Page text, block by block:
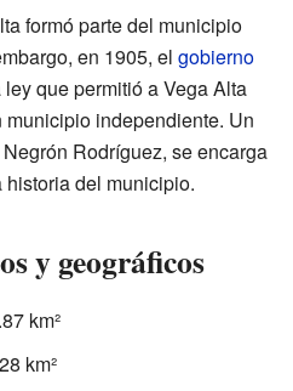
formó parte del municipio
en 1905, el gobierno
que permitió a Vega Alta
independiente. Un
Rodríguez, se encarga
del municipio.
y geográficos
km²
km²